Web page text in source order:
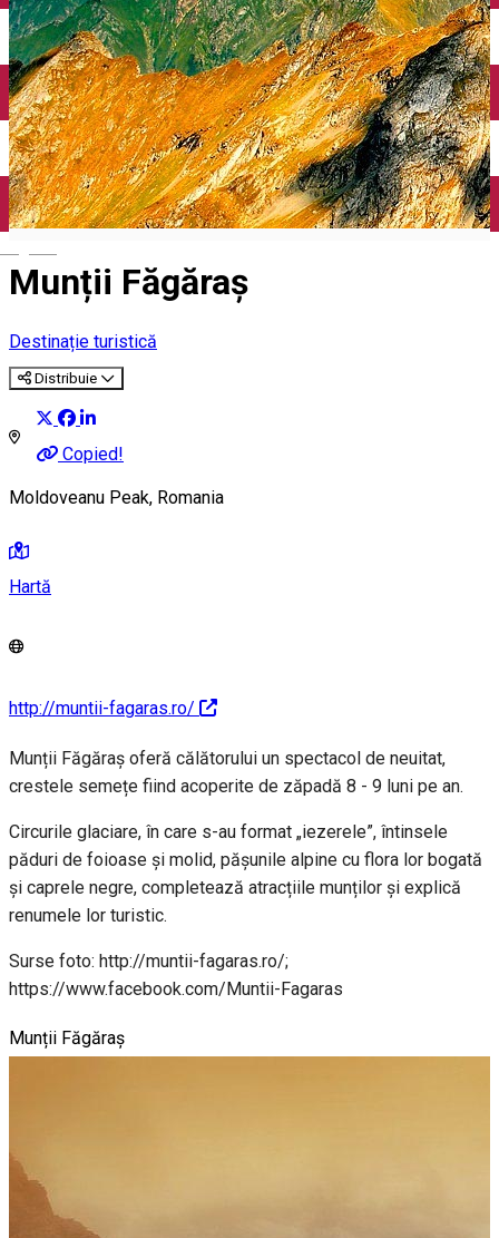
Munții Făgăraș
Destinație turistică
Distribuie
Copied!
Moldoveanu Peak, Romania
Hartă
http://muntii-fagaras.ro/
Munții Făgăraș oferă călătorului un spectacol de neuitat,
crestele semețe fiind acoperite de zăpadă 8 - 9 luni pe an.
Circurile glaciare, în care s-au format „iezerele”, întinsele
păduri de foioase și molid, pășunile alpine cu flora lor bogată
și caprele negre, completează atracțiile munților și explică
renumele lor turistic.
Surse foto: http://muntii-fagaras.ro/;
https://www.facebook.com/Muntii-Fagaras
Munții Făgăraș